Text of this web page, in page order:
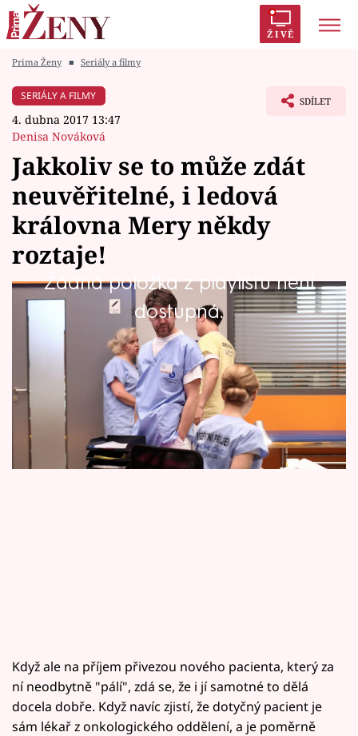
ŽIVĚ
Módní alarm
Témata
Celebrity
Vztahy
Seriály
Horoskopy
Sledujte prima+
Filmový festival Karlovy Vary
Prima Ženy ■ Seriály a filmy
SERIÁLY A FILMY
4. dubna 2017 13:47
Denisa Nováková
SDÍLET
Jakkoliv se to může zdát
neuvěřitelné, i ledová
královna Mery někdy
roztaje!
Žádná položka z playlistu není
dostupná.
I když se Mery tváří, e s muži nechce vůbec nic
mít a snaží se své city "zašlapat" neustálou
prací na urgentním příjmu, srdce si nedá
poroučet.
Když ale na příjem přivezou nového pacienta, který za
ní neodbytně "pálí", zdá se, že i jí samotné to dělá
docela dobře. Když navíc zjistí, že dotyčný pacient je
sám lékař z onkologického oddělení, a je poměrně